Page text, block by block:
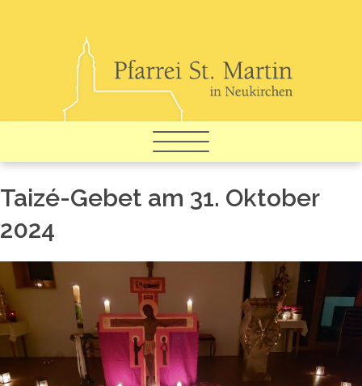
Toggle
navigation
Taizé-Gebet am 31. Ok­to­ber
2024